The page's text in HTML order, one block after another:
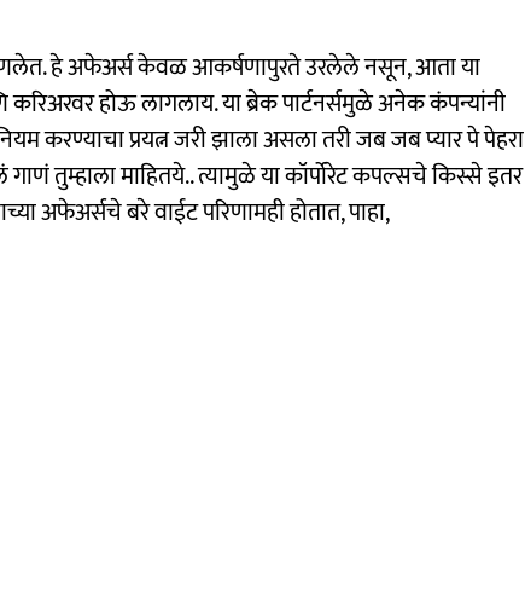
हे अफेअर्स केवळ आकर्षणापुरते उरलेले नसून, आता या
करिअरवर होऊ लागलाय. या ब्रेक पार्टनर्समुळे अनेक कंपन्यांनी
करण्याचा प्रयत्न जरी झाला असला तरी जब जब प्यार पे पेहरा
तुम्हाला माहितये.. त्यामुळे या कॉर्पोरेट कपल्सचे किस्से इतर
अफेअर्सचे बरे वाईट परिणामही होतात, पाहा,